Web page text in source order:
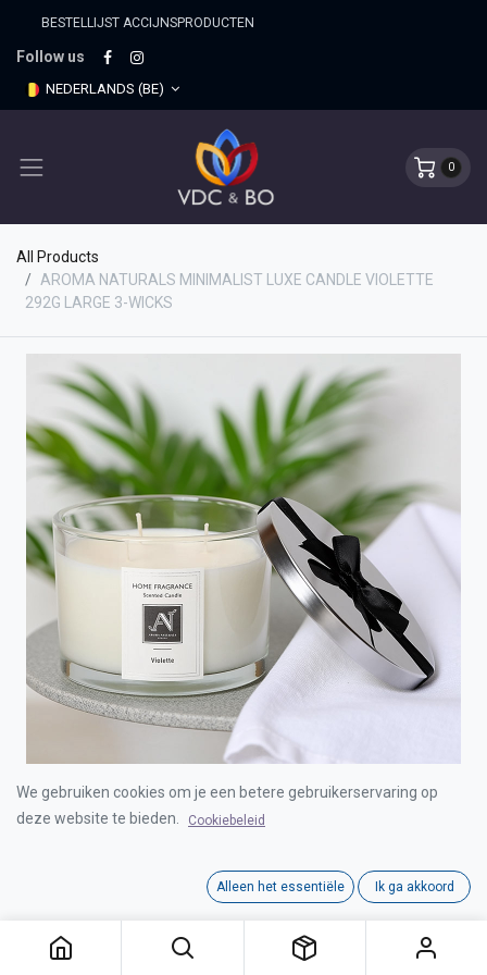
BESTELLIJST ACCIJNSPRO​DUCTEN
Follow us
NEDERLANDS (BE)
0
All Products
AROMA NATURALS MINIMALIST LUXE CANDLE VIOLETTE
292G LARGE 3-WICKS
AROMA NATURALS MINIMALIST LUXE CANDLE
We gebruiken cookies om je een betere gebruikerservaring op
deze website te bieden.
Cookiebeleid
Alleen het essentiële Ik ga akkoord